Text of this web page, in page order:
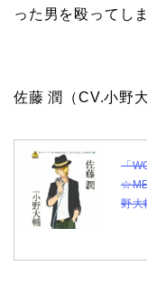
った男を殴ってしま
佐藤 潤（CV.小野大
「
野大